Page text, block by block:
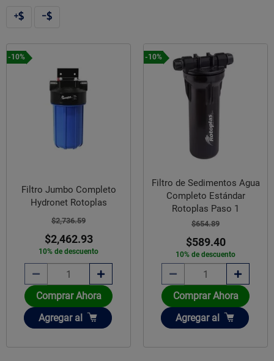
-10%
Filtro Jumbo Completo
Hydronet Rotoplas
$2,736.59
$2,462.93
10% de descuento
Comprar Ahora
Añadir
Agregar al
-10%
Filtro de Sedimentos Agua
Completo Estándar
Rotoplas Paso 1
$654.89
$589.40
10% de descuento
Comprar Ahora
Añadir
Agregar al